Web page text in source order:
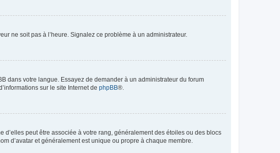
ne soit pas à l’heure. Signalez ce problème à un administrateur.
dans votre langue. Essayez de demander à un administrateur du forum
sur le site Internet de phpBB®.
d’elles peut être associée à votre rang, généralement des étoiles ou des blocs
d’avatar et généralement est unique ou propre à chaque membre.